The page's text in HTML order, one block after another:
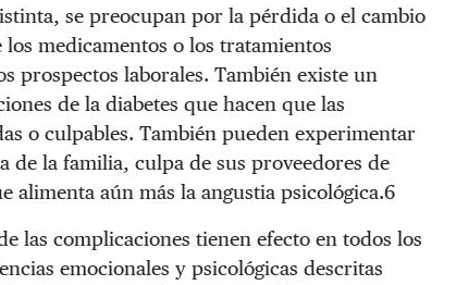
se preocupan por la pérdida o el cambio
medicamentos o los tratamientos
prospectos laborales. También existe un
de la diabetes que hacen que las
o culpables. También pueden experimentar
de la familia, culpa de sus proveedores de
alimenta aún más la angustia psicológica.6
las complicaciones tienen efecto en todos los
emocionales y psicológicas descritas